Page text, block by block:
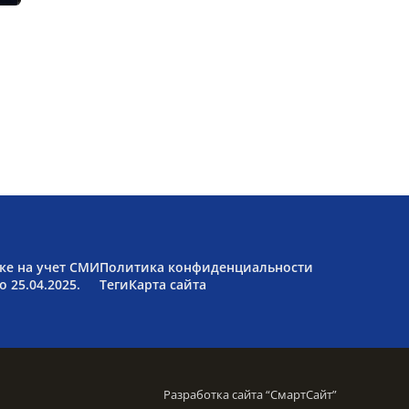
на учет СМИ
25.04.2025.
Политика конфиденциальности
ТегиКарта сайта
Разработка сайта “СмартСайт”